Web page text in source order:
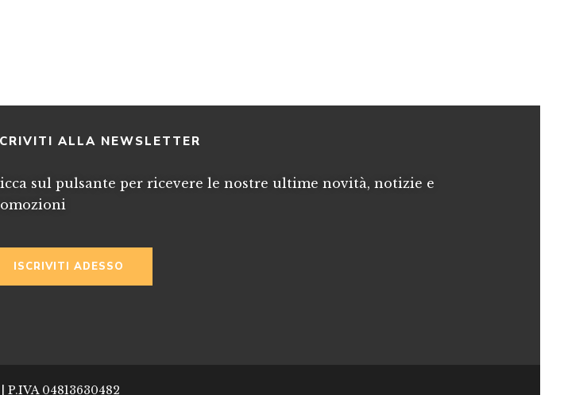
ALLA NEWSLETTER
sul pulsante per ricevere le nostre ultime novità, notizie e
ISCRIVITI ADESSO
P.IVA 04813630482